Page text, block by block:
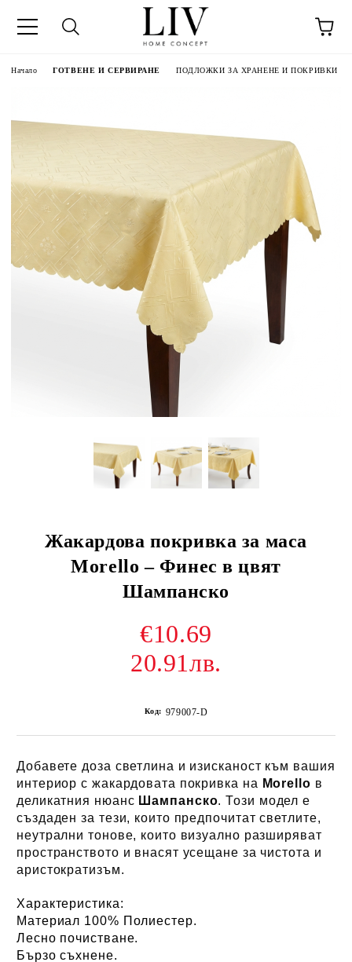
Начало ГОТВЕНЕ И СЕРВИРАНЕ ПОДЛОЖКИ ЗА ХРАНЕНЕ И ПОКРИВКИ
Жакардова покривка за маса
Morello – Финес в цвят
Шампанско
€10.69
20.91лв.
Код: 979007-D
Добавете доза светлина и изисканост към вашия
интериор с жакардовата покривка на Morello в
деликатния нюанс Шампанско. Този модел е
създаден за тези, които предпочитат светлите,
неутрални тонове, които визуално разширяват
пространството и внасят усещане за чистота и
аристократизъм.
Характеристика:
Материал 100% Полиестер.
Лесно почистване.
Бързо съхнене.